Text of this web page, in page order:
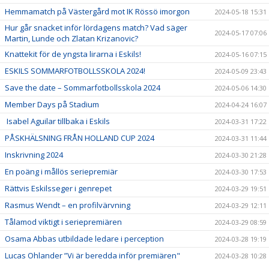
Hemmamatch på Västergård mot IK Rössö imorgon 2024-05-18 15:31
Hur går snacket inför lördagens match? Vad säger
Martin, Lunde och Zlatan Krizanovic?
2024-05-17 07:06
Knattekit för de yngsta lirarna i Eskils! 2024-05-16 07:15
ESKILS SOMMARFOTBOLLSSKOLA 2024! 2024-05-09 23:43
Save the date – Sommarfotbollsskola 2024 2024-05-06 14:30
Member Days på Stadium 2024-04-24 16:07
Isabel Aguilar tillbaka i Eskils 2024-03-31 17:22
PÅSKHÄLSNING FRÅN HOLLAND CUP 2024 2024-03-31 11:44
Inskrivning 2024 2024-03-30 21:28
En poäng i mållös seriepremiär 2024-03-30 17:53
Rättvis Eskilsseger i genrepet 2024-03-29 19:51
Rasmus Wendt – en profilvärvning 2024-03-29 12:11
Tålamod viktigt i seriepremiären 2024-03-29 08:59
Osama Abbas utbildade ledare i perception 2024-03-28 19:19
Lucas Ohlander ”Vi är beredda inför premiären" 2024-03-28 10:28